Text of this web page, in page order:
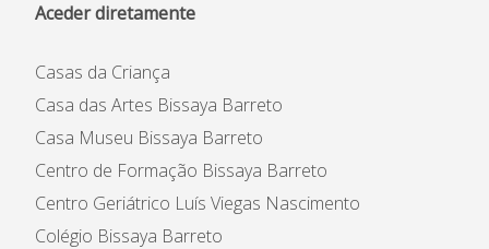
Aceder diretamente
Casas da Criança
Casa das Artes Bissaya Barreto
Casa Museu Bissaya Barreto
Centro de Formação Bissaya Barreto
Centro Geriátrico Luís Viegas Nascimento
Colégio Bissaya Barreto